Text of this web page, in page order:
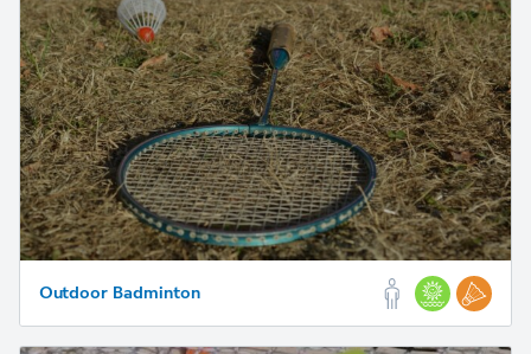
Outdoor Badminton